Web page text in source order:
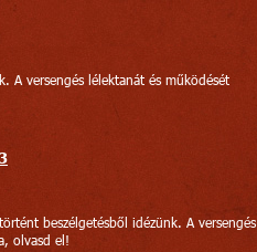
A versengés lélektanát és működését
beszélgetésből idézünk. A versengés
olvasd el!